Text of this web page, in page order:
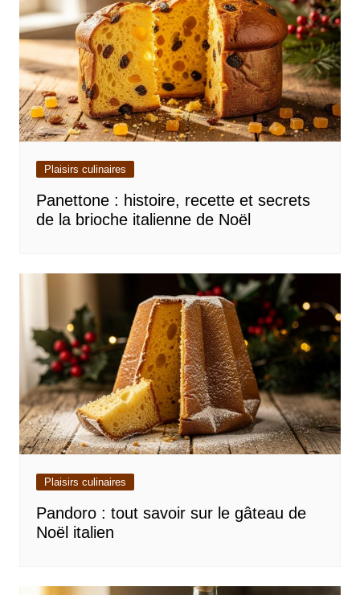
Plaisirs culinaires
Panettone : histoire, recette et secrets
de la brioche italienne de Noël
Plaisirs culinaires
Pandoro : tout savoir sur le gâteau de
Noël italien